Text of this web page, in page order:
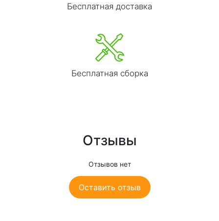
Бесплатная доставка
Бесплатная сборка
Отзывы
Отзывов нет
Оставить отзыв